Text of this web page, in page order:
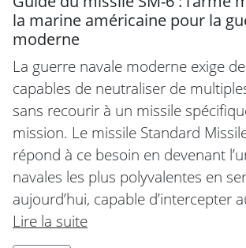
la marine américaine pour la
moderne
La guerre navale moderne exige
capables de neutraliser de
sans recourir à un missile
mission. Le missile Standard
répond à ce besoin en devenant
navales les plus polyvalentes en
aujourd’hui, capable d’intercepter
Lire la suite